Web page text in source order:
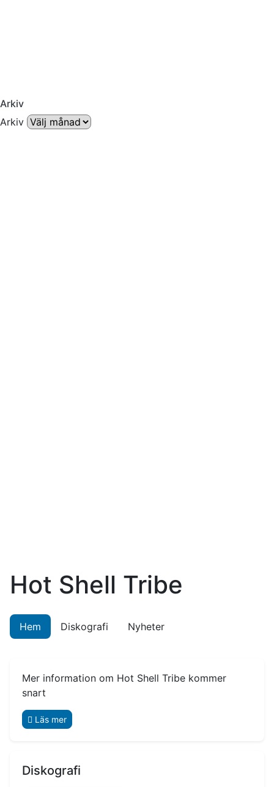
Arkiv
Arkiv
Hot Shell Tribe
Hem Diskografi Nyheter
Mer information om Hot Shell Tribe kommer
snart
Läs mer
Diskografi